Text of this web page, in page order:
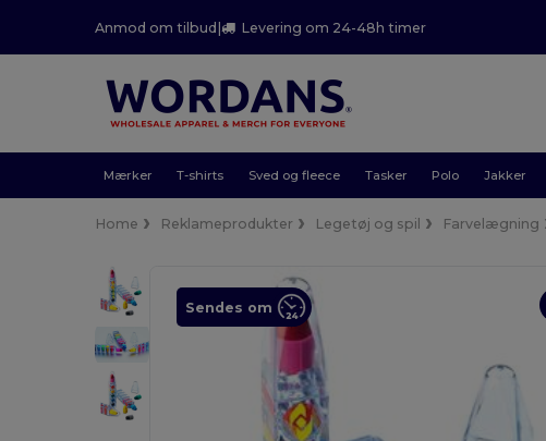
Anmod om tilbud| Levering om 24-48h timer
Mærker T-shirts Sved og fleece Tasker Polo Jakker
Home Reklameprodukter Legetøj og spil Farvelægning
Sendes om